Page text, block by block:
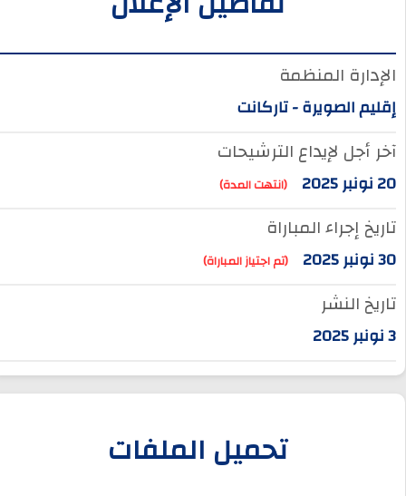
الإدارة المنظمة
إقليم الصويرة - تاركانت
آخر أجل لإيداع الترشيحات
20 نونبر 2025 (انتهت المدة)
تاريخ إجراء المباراة
30 نونبر 2025 (تم اجتياز المباراة)
تاريخ النشر
تحميل الملفات